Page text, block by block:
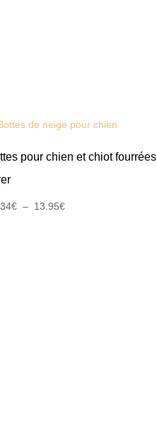
pour chien et chiot fourrées
€ – 13.95€Plage